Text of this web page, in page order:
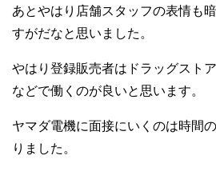
あとやはり店舗スタッフの表情も
すがだなと思いました。
やはり登録販売者はドラッグスト
などで働くのが良いと思います。
ヤマダ電機に面接にいくのは時間
りました。